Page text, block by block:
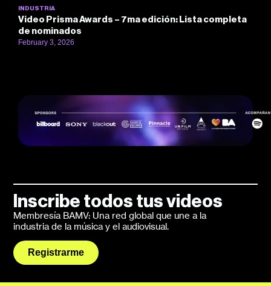
INDUSTRIA
Video Prisma Awards – 7ma edición: Lista completa
de nominados
February 3, 2026
Inscribe todos tus videos
Membresía BAMV: Una red global que une a la
industria de la música y el audiovisual.
Registrarme